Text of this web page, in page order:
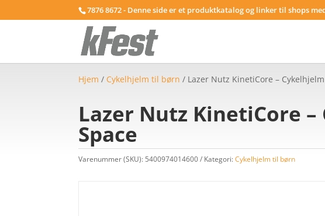
7876 8672 - Denne side er et produktkatalog og linker til shops
Hjem / Cykelhjelm til børn / Lazer Nutz KinetiCore –
Lazer Nutz KinetiCore
Space
Varenummer (SKU): 5400974014600 Kategori:Cykelhjelm til børn